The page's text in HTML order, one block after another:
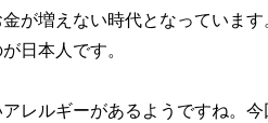
が増えない時代となっていま
日本人です。
レルギーがあるようですね。